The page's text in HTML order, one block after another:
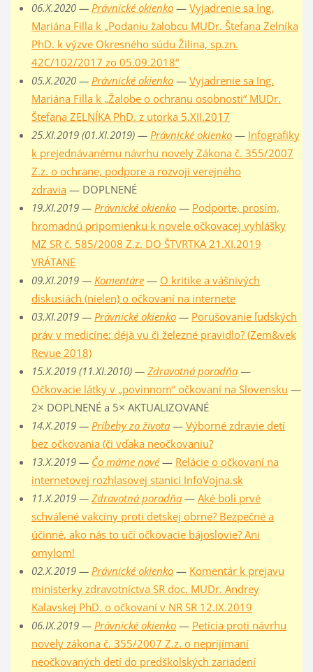
06.X.2020 — Právnické okienko— Vyjadrenie sa Ing.
Mariána Filla k „Podaniu žalobcu MUDr. Štefana Zelníka
PhD. k výzve Okresného súdu Žilina, sp.zn.
42C/102/2017 zo 05.09.2018“
05.X.2020 — Právnické okienko— Vyjadrenie sa Ing.
Mariána Filla k „Žalobe o ochranu osobnosti“ MUDr.
Štefana ZELNÍKA PhD. z utorka 5.XII.2017
25.XI.2019 (01.XI.2019) — Právnické okienko— Infografiky
k prejednávanému návrhu novely Zákona č. 355/2007
Z.z. o ochrane, podpore a rozvoji verejného
zdravia — DOPLNENÉ
19.XI.2019 — Právnické okienko— Podporte, prosím,
hromadnú pripomienku k novele očkovacej vyhlášky
MZ SR č. 585/2008 Z.z. DO ŠTVRTKA 21.XI.2019
VRÁTANE
09.XI.2019 — Komentáre— O kritike a vášnivých
diskusiách (nielen) o očkovaní na internete
03.XI.2019 — Právnické okienko— Porušovanie ľudských
práv v medicíne: déjà vu či železné pravidlo? (Zem&vek
Revue 2018)
15.X.2019 (11.XI.2010) — Zdravotná poradňa—
Očkovacie látky v „povinnom“ očkovaní na Slovensku —
2× DOPLNENÉ a 5× AKTUALIZOVANÉ
14.X.2019 — Príbehy zo života— Výborné zdravie detí
bez očkovania (či vďaka neočkovaniu?
13.X.2019 — Čo máme nové— Relácie o očkovaní na
internetovej rozhlasovej stanici InfoVojna.sk
11.X.2019 — Zdravotná poradňa— Aké boli prvé
schválené vakcíny proti detskej obrne? Bezpečné a
účinné, ako nás to učí očkovacie bájoslovie? Ani
omylom!
02.X.2019 — Právnické okienko— Komentár k prejavu
ministerky zdravotníctva SR doc. MUDr. Andrey
Kalavskej PhD. o očkovaní v NR SR 12.IX.2019
06.IX.2019 — Právnické okienko— Petícia proti návrhu
novely zákona č. 355/2007 Z.z. o neprijímaní
neočkovaných detí do predškolských zariadení